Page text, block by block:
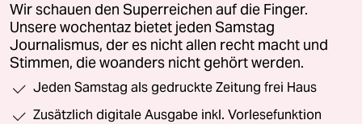
Wir schauen den Superreichen auf die Finger.
Unsere wochentaz bietet jeden Samstag
Journalismus, der es nicht allen recht macht und
Stimmen, die woanders nicht gehört werden.
Jeden Samstag als gedruckte Zeitung frei Haus
Zusätzlich digitale Ausgabe inkl. Vorlesefunktion